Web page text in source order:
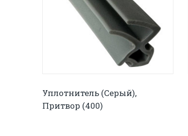
Уплотнитель (серый),
Притвор (400)